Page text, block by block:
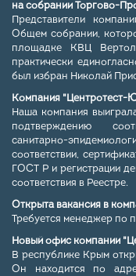
на собрании Торгово-
Представители
Общем собрании,
площадке КВЦ
практически
был избран Николай
Компания "Центротест-
Наша компания
подтверждению
санитарно-
соответствии,
ГОСТ Р и регистрации
соответствия в Реестре.
Открыта вакансия в
Требуется менеджер по
Новый офис компании
В республике Крым
Он находится по